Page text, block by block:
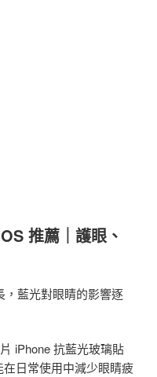
推薦｜護眼、
，藍光對眼睛的影響逐
iPhone 抗藍光玻璃貼
日常使用中減少眼睛疲